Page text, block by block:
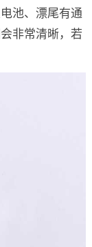
池、漂尾有通
非常清晰，若